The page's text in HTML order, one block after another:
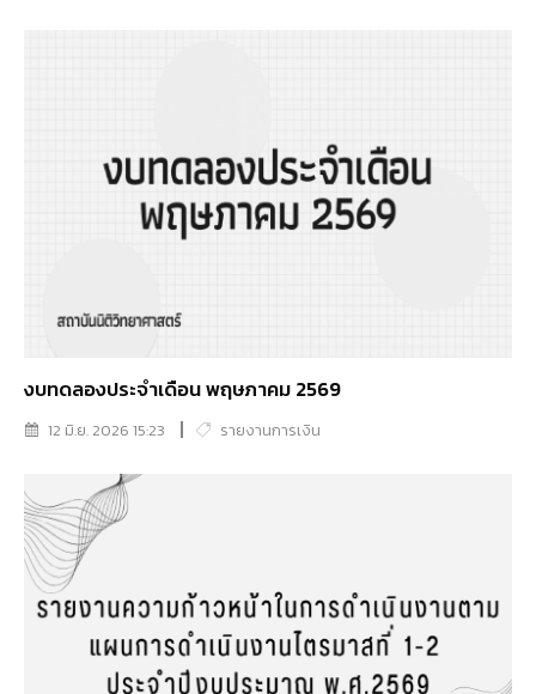
งบทดลองประจำเดือน พฤษภาคม 2569
12 มิ.ย. 2026 15:23 รายงานการเงิน